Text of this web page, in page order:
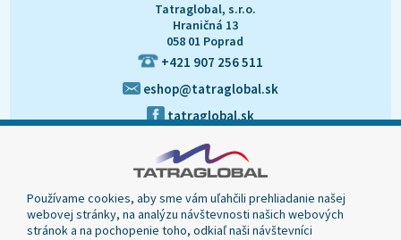
Tatraglobal, s.r.o.
Hraničná 13
058 01 Poprad
+421 907 256 511
eshop@tatraglobal.sk
tatraglobal.sk
Používame cookies, aby sme vám uľahčili prehliadanie našej
webovej stránky, na analýzu návštevnosti našich webových
stránok a na pochopenie toho, odkiaľ naši návštevníci